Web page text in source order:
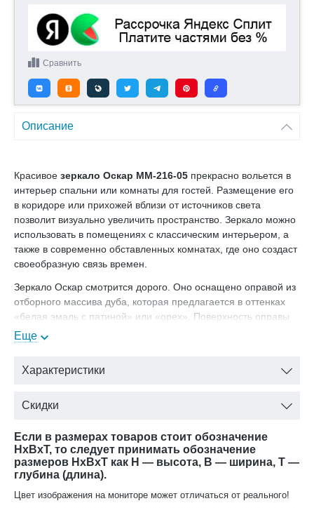
Сравнить
Описание
Красивое зеркало Оскар ММ-216-05 прекрасно вольется в
интерьер спальни или комнаты для гостей. Размещение его
в коридоре или прихожей вблизи от источников света
позволит визуально увеличить пространство. Зеркало можно
использовать в помещениях с классическим интерьером, а
также в современно обставленных комнатах, где оно создаст
своеобразную связь времен.
Зеркало Оскар смотрится дорого. Оно оснащено оправой из
отборного массива дуба, которая предлагается в оттенках
«белая эмаль с патиной» или «орех». Поверхность оправы
обработана специальным экологичным составом,
защищающим структуру древесины.
Цвет: орех
В нашем интернет-магазине Вы можете купить зеркало
Еще
Характеристики
Скидки
Если в размерах товаров стоит обозначение
HxBxT, то следует принимать обозначение
размеров HxBxT как H — высота, B — ширина, T —
глубина (длина).
Цвет изображения на мониторе может отличаться от реального!